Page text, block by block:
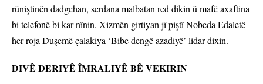
rûniştinên dadgehan, serdana malbatan red dikin û mafê axaftina
bi telefonê bi kar nînin. Xizmên girtiyan jî piştî Nobeda Edaletê
her roja Duşemê çalakiya ‘Bibe dengê azadiyê’ lidar dixin.
DIVÊ DERIYÊ ÎMRALIYÊ BÊ VEKIRIN